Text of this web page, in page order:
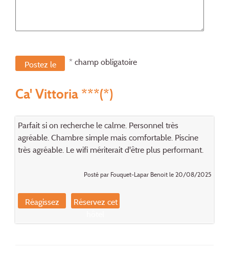
Postez le
* champ obligatoire
Ca' Vittoria ***(*)
Parfait si on recherche le calme. Personnel très
agréable. Chambre simple mais comfortable. Piscine
très agréable. Le wifi mériterait d'être plus performant.
Posté par Fouquet-Lapar Benoit le 20/08/2025
Réagissez
Réservez cet